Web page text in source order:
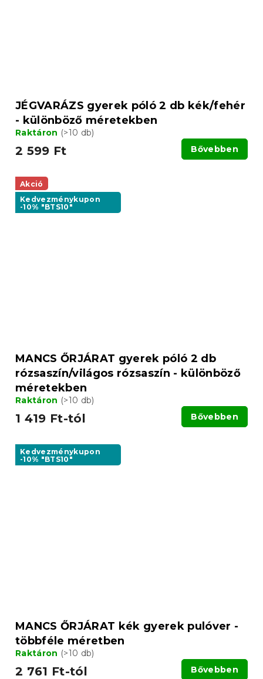
JÉGVARÁZS gyerek póló 2 db kék/fehér
- különböző méretekben
Raktáron (>10 db)
2 599 Ft Bővebben
Akció
Kedvezménykupon
-10% "BTS10"
MANCS ŐRJÁRAT gyerek póló 2 db
rózsaszín/világos rózsaszín - különböző
méretekben
Raktáron (>10 db)
1 419 Ft-tól Bővebben
Kedvezménykupon
-10% "BTS10"
MANCS ŐRJÁRAT kék gyerek pulóver -
többféle méretben
Raktáron (>10 db)
2 761 Ft-tól Bővebben